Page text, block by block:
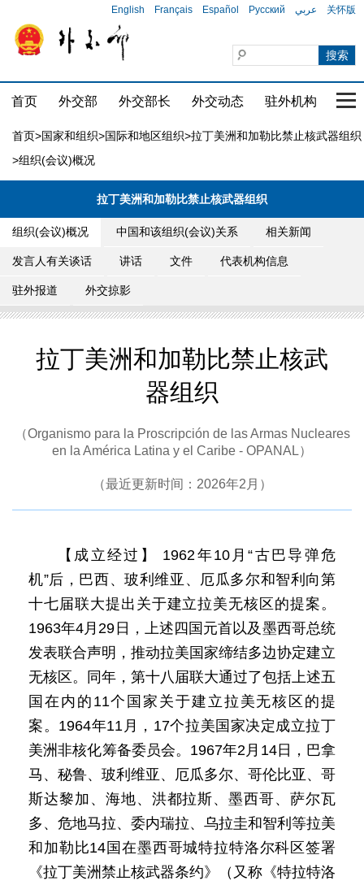
English Français Español Русский عربي 关怀版
首页 外交部 外交部长 外交动态 驻外机构 国
首页>国家和组织>国际和地区组织>拉丁美洲和加勒比禁止核武器组织
>组织(会议)概况
拉丁美洲和加勒比禁止核武器组织
组织(会议)概况 中国和该组织(会议)关系 相关新闻
发言人有关谈话 讲话 文件 代表机构信息
驻外报道 外交掠影
拉丁美洲和加勒比禁止核武
器组织
（Organismo para la Proscripción de las Armas Nucleares
en la América Latina y el Caribe - OPANAL）
（最近更新时间：2026年2月）
【成立经过】 1962年10月“古巴导弹危
机”后，巴西、玻利维亚、厄瓜多尔和智利向第
十七届联大提出关于建立拉美无核区的提案。
1963年4月29日，上述四国元首以及墨西哥总统
发表联合声明，推动拉美国家缔结多边协定建立
无核区。同年，第十八届联大通过了包括上述五
国在内的11个国家关于建立拉美无核区的提
案。1964年11月，17个拉美国家决定成立拉丁
美洲非核化筹备委员会。1967年2月14日，巴拿
马、秘鲁、玻利维亚、厄瓜多尔、哥伦比亚、哥
斯达黎加、海地、洪都拉斯、墨西哥、萨尔瓦
多、危地马拉、委内瑞拉、乌拉圭和智利等拉美
和加勒比14国在墨西哥城特拉特洛尔科区签署
《拉丁美洲禁止核武器条约》（又称《特拉特洛